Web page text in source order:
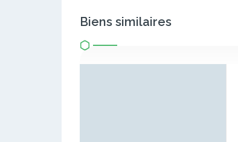
Biens similaires